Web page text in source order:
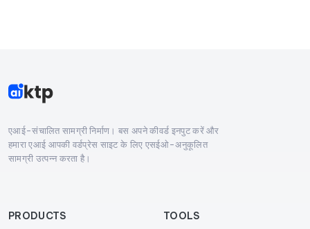
एआई-संचालित सामग्री निर्माण। बस अपने कीवर्ड इनपुट करें और
हमारा एआई आपकी वर्डप्रेस साइट के लिए एसईओ-अनुकूलित
सामग्री उत्पन्न करता है।
PRODUCTS TOOLS